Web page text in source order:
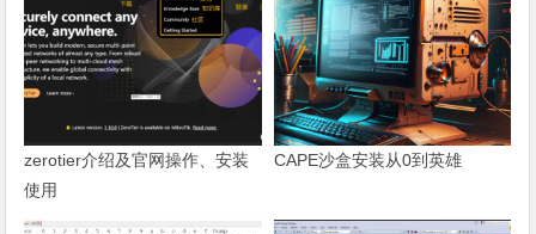
zerotier介绍及官网操作、安装
使用
CAPE沙盒安装从0到英雄